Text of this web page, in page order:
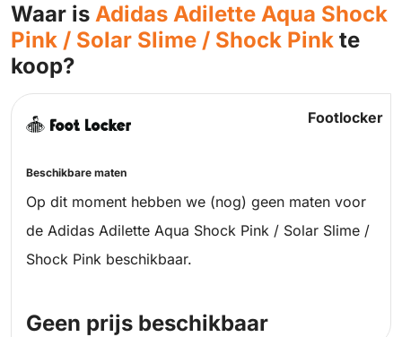
Waar is Adidas Adilette Aqua Shock
Pink / Solar Slime / Shock Pink te
koop?
Footlocker
Beschikbare maten
Op dit moment hebben we (nog) geen maten voor
de Adidas Adilette Aqua Shock Pink / Solar Slime /
Shock Pink beschikbaar.
Geen prijs beschikbaar